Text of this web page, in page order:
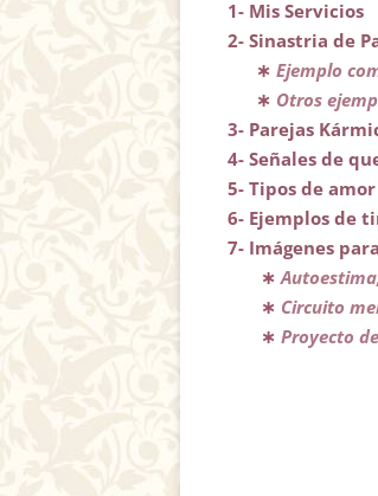
1- Mis Servicios
2- Sinastria de
∗ Ejemplo
∗ Otros
3- Parejas
4- Señales de
5- Tipos de
6- Ejemplos de
7- Imágenes
∗
∗ Circuito
∗ Proyecto